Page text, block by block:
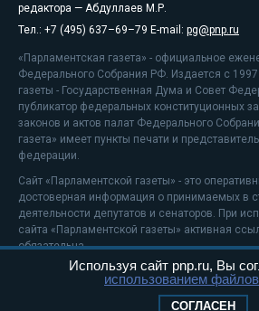
редактора — Абдуллаев М.Р.
Тел.: +7 (495) 637–69–79 E-mail: pg@pnp.ru
«Парламентская газета» - официальное
Федерального Собрания РФ. Издается с
газеты - Государственная Дума и Совет
публикатор федеральных конституционных
законов и актов палат Федерального
газета» имеет пункты печати и
федерации.
Сайт «Парламентской газеты» - это
достоверная информация о принимаемых в
деятельности депутатов и сенаторов. При
сайта «Парламентской газеты» активная
обязательна.
На информационном ресурсе применяются
Положение о защите персональных данных
Используя сайт pnp.ru, Вы
использованием
СОГЛАСЕН